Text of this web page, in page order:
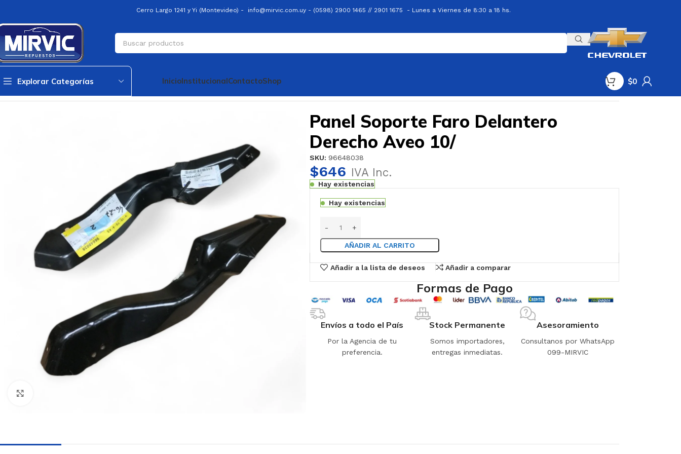
Cerro Largo 1241 y Yi (Montevideo) - info@mirvic.com.uy - (0598) 2900 1465 // 2901 1675 - Lunes a Viernes de 8:30 a 18 hs.
Explorar Categorías InicioInstitucionalContactoShop $0
Panel Soporte Faro Delantero
Derecho Aveo 10/
SKU: 96648038
$646 IVA Inc.
Hay existencias
Hay existencias
AÑADIR AL CARRITO
Añadir a la lista de deseos Añadir a comparar
Formas de Pago
Envíos a todo el País
Por la Agencia de tu
preferencia.
Stock Permanente
Somos importadores,
entregas inmediatas.
Asesoramiento
Consultanos por WhatsApp
099-MIRVIC